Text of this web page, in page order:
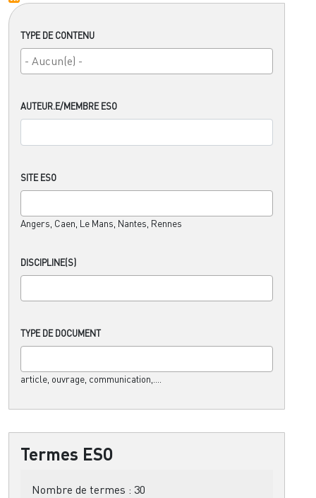
TYPE DE CONTENU
AUTEUR.E/MEMBRE ESO
SITE ESO
Angers, Caen, Le Mans, Nantes, Rennes
DISCIPLINE(S)
TYPE DE DOCUMENT
article, ouvrage, communication,....
Termes ESO
Nombre de termes : 30